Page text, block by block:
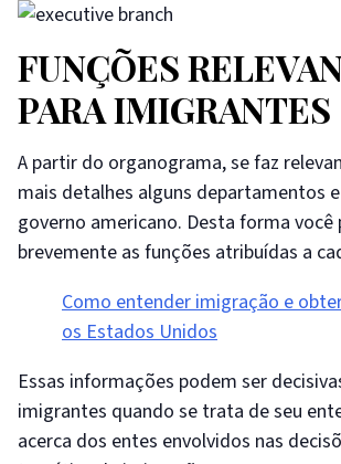
FUNÇÕES
PARA IMIGRANTES
A partir do organograma, se faz
mais detalhes alguns departamentos
governo americano. Desta forma
brevemente as funções atribuídas a
Como entender imigração e
os Estados Unidos
Essas informações podem ser
imigrantes quando se trata de seu
acerca dos entes envolvidos nas